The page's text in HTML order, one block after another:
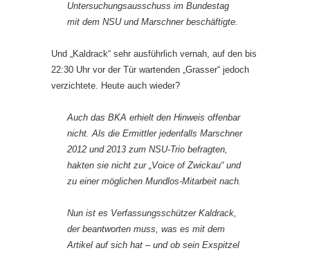
Untersuchungsausschuss im Bundestag
mit dem NSU und Marschner beschäftigte.
Und „Kaldrack“ sehr ausführlich vernah, auf den bis
22:30 Uhr vor der Tür wartenden „Grasser“ jedoch
verzichtete. Heute auch wieder?
Auch das BKA erhielt den Hinweis offenbar
nicht. Als die Ermittler jedenfalls Marschner
2012 und 2013 zum NSU-Trio befragten,
hakten sie nicht zur „Voice of Zwickau“ und
zu einer möglichen Mundlos-Mitarbeit nach.
Nun ist es Verfassungsschützer Kaldrack,
der beantworten muss, was es mit dem
Artikel auf sich hat – und ob sein Exspitzel